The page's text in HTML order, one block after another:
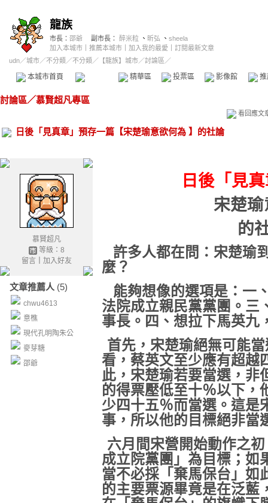
龍族
市長： 邵爺 副市長： 醉米粒 、 昕弘 、 sheela
加入本城市
推薦本城市 加入我的最愛
訂閱最新文章
udn／城市／不分類 ／不分類 ／ 【龍族】城市／討論區／
本城市首頁 精華區 投票區 影像館
討論區／慕賢超凡專區
看回應文
日後「見真章」預存一篇【宋楚瑜意欲何為 】的社論
慕賢超凡
等級：8
留言｜ 加入好友
文章推薦人 (5)
chwu4613
意樵
現代孔明陶朱公
麥芽糖
邵爺
日後「見
宋楚
的
許多人都在問：宋楚瑜
麼？
能夠想像的選項是：一
法院成立親民黨黨團。三
事長。四、想拉下馬英九
首先，宋楚瑜絕無可能
看，蔡英文至少應有超越
此，宋楚瑜若要當選，非
的得票壓低至十％以下，
少四十五％而當選。這是
事，所以他的目標絕非當
六月間宋營開始動作之
成立院黨團」為目標；如
當不必採「棄馬保台」如
的主要票源畢竟是在泛藍